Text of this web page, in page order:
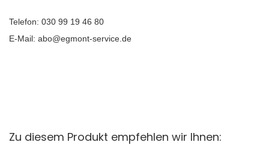
Telefon: 030 99 19 46 80
E-Mail: abo@egmont-service.de
Zu diesem Produkt empfehlen wir Ihnen: